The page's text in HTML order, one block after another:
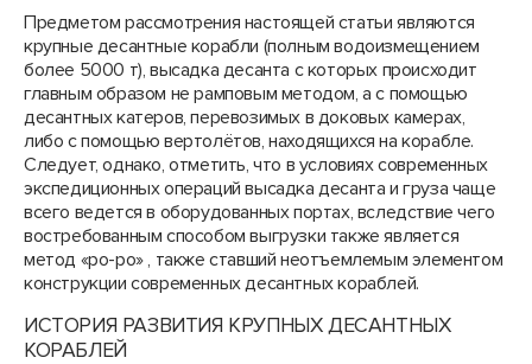
Предметом рассмотрения настоящей статьи являются
крупные десантные корабли (полным водоизмещением
более 5000 т), высадка десанта с которых происходит
главным образом не рамповым методом, а с помощью
десантных катеров, перевозимых в доковых камерах,
либо с помощью вертолётов, находящихся на корабле.
Следует, однако, отметить, что в условиях современных
экспедиционных операций высадка десанта и груза чаще
всего ведется в оборудованных портах, вследствие чего
востребованным способом выгрузки также является
метод «ро-ро» , также ставший неотъемлемым элементом
конструкции современных десантных кораблей.
ИСТОРИЯ РАЗВИТИЯ КРУПНЫХ ДЕСАНТНЫХ
КОРАБЛЕЙ